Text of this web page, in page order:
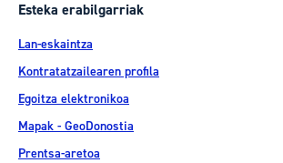
Esteka erabilgarriak
Lan-eskaintza
Kontratatzailearen profila
Egoitza elektronikoa
Mapak - GeoDonostia
Prentsa-aretoa